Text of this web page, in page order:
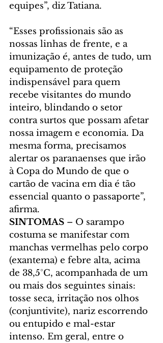
equipes”, diz Tatiana.
“Esses profissionais são as
nossas linhas de frente, e a
imunização é, antes de tudo, um
equipamento de proteção
indispensável para quem
recebe visitantes do mundo
inteiro, blindando o setor
contra surtos que possam afetar
nossa imagem e economia. Da
mesma forma, precisamos
alertar os paranaenses que irão
à Copa do Mundo de que o
cartão de vacina em dia é tão
essencial quanto o passaporte”,
afirma.
SINTOMAS – O sarampo
costuma se manifestar com
manchas vermelhas pelo corpo
(exantema) e febre alta, acima
de 38,5°C, acompanhada de um
ou mais dos seguintes sinais:
tosse seca, irritação nos olhos
(conjuntivite), nariz escorrendo
ou entupido e mal-estar
intenso. Em geral, entre o